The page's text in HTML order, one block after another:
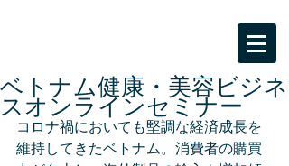
ベトナム健康・美容ビジネ
スオンラインセミナー
コロナ禍においても堅調な経済成長を
維持してきたベトナム。消費者の購買